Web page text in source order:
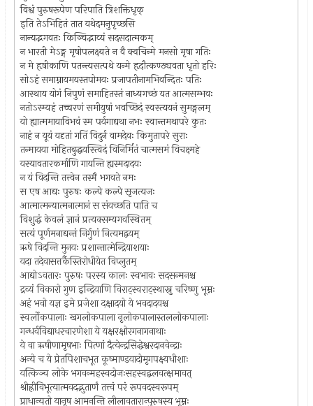
विश्वं पुरुषरूपेण परिपाति त्रिशक्तिधृक्
इति तेऽभिहितं तात यथेदमनुपृच्छसि
नान्यद्भगवतः किञ्चिद्भाव्यं सदसदात्मकम्
न भारती मेऽङ्ग मृषोपलक्ष्यते न वै क्वचिन्मे मनसो मृषा गतिः
न मे हृषीकाणि पतन्त्यसत्पथे यन्मे हृदौत्कण्ठ्यवता धृतो हरिः
सोऽहं समाम्नायमयस्तपोमयः प्रजापतीनामभिवन्दितः पतिः
आस्थाय योगं निपुणं समाहितस्तं नाध्यगच्छं यत आत्मसम्भवः
नतोऽस्म्यहं तच्चरणं समीयुषां भवच्छिदं स्वस्त्ययनं सुमङ्गलम्
यो ह्यात्ममायाविभवं स्म पर्यगाद्यथा नभः स्वान्तमथापरे कुतः
नाहं न यूयं यदृतां गतिं विदुर्न वामदेवः किमुतापरे सुराः
तन्मायया मोहितबुद्धयस्त्विदं विनिर्मितं चात्मसमं विचक्ष्महे
यस्यावतारकर्माणि गायन्ति ह्यस्मदादयः
न यं विदन्ति तत्त्वेन तस्मै भगवते नमः
स एष आद्यः पुरुषः कल्पे कल्पे सृजत्यजः
आत्मात्मन्यात्मनात्मानं स संयच्छति पाति च
विशुद्धं केवलं ज्ञानं प्रत्यक्सम्यगवस्थितम्
सत्यं पूर्णमनाद्यन्तं निर्गुणं नित्यमद्वयम्
ऋषे विदन्ति मुनयः प्रशान्तात्मेन्द्रियाशयाः
यदा तदेवासत्तर्कैस्तिरोधीयेत विप्लुतम्
आद्योऽवतारः पुरुषः परस्य कालः स्वभावः सदसन्मनश्च
द्रव्यं विकारो गुण इन्द्रियाणि विराट्स्वराट्स्थास्नु चरिष्णु भूम्नः
अहं भवो यज्ञ इमे प्रजेशा दक्षादयो ये भवदादयश्च
स्वर्लोकपालाः खगलोकपाला नृलोकपालास्तललोकपालाः
गन्धर्वविद्याधरचारणेशा ये यक्षरक्षोरगनागनाथाः
ये वा ऋषीणामृषभाः पित्णां दैत्येन्द्रसिद्धेश्वरदानवेन्द्राः
अन्ये च ये प्रेतपिशाचभूत कूष्माण्डयादोमृगपक्ष्यधीशाः
यत्किञ्च लोके भगवन्महस्वदोजःसहस्वद्बलवत्क्षमावत्
श्रीह्रीविभूत्यात्मवदद्भुतार्णं तत्त्वं परं रूपवदस्वरूपम्
प्राधान्यतो यानृष आमनन्ति लीलावतारान्पुरुषस्य भूम्नः